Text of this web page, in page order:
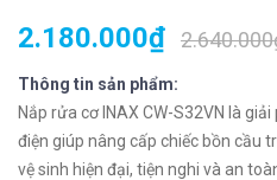
2.180.000₫
Thông tin sản phẩm:
Nắp rửa cơ INAX CW-S32VN là
điện giúp nâng cấp chiếc bồn cầu
vệ sinh hiện đại, tiện nghi và an